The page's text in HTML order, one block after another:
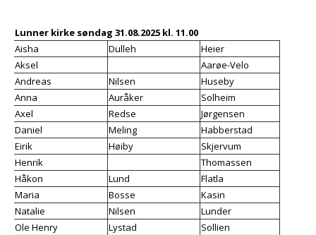
Lunner kirke søndag 31.08.2025 kl. 11.00
Aisha
Dulleh
Heier
Aksel
Aarøe-Velo
Andreas
Nilsen
Huseby
Anna
Auråker
Solheim
Axel
Redse
Jørgensen
Daniel
Meling
Habberstad
Eirik
Høiby
Skjervum
Henrik
Thomassen
Håkon
Lund
Flatla
Maria
Bosse
Kasin
Natalie
Nilsen
Lunder
Ole Henry
Lystad
Sollien